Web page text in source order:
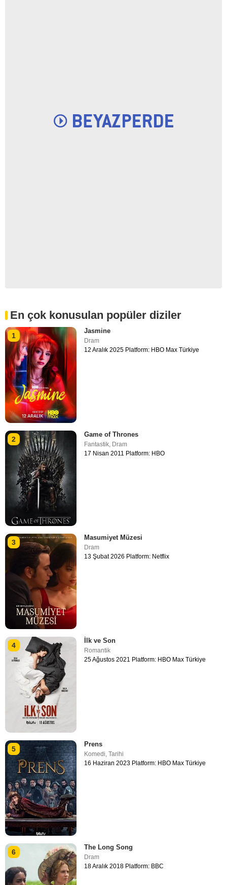
En çok konusulan popüler diziler
1
Jasmine
Dram
12 Aralık 2025 Platform: HBO Max Türkiye
2
Game of Thrones
Fantastik Dram
17 Nisan 2011 Platform: HBO
3
Masumiyet Müzesi
Dram
13 Şubat 2026 Platform: Netflix
4
İlk ve Son
Romantik
25 Ağustos 2021 Platform: HBO Max Türkiye
5
Prens
Komedi ,Tarihi
16 Haziran 2023 Platform: HBO Max Türkiye
6
The Long Song
Dram
18 Aralık 2018 Platform: BBC